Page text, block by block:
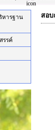
หารฐาน
รรค์
สอ